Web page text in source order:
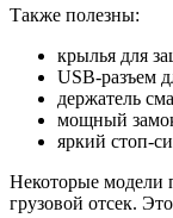
Также полезны:
крылья для
USB-разъем
держатель
мощный
яркий стоп-
Некоторые модели
грузовой отсек.